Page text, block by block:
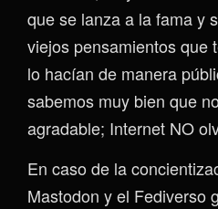
que se lanza a la fama y
viejos pensamientos que
lo hacían de manera
sabemos muy bien que
agradable; Internet NO
En caso de la
Mastodon y el Fediverso